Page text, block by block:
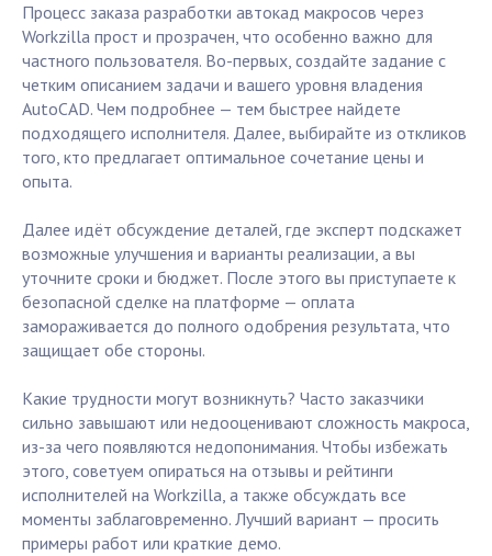
Процесс заказа разработки автокад макросов через
Workzilla прост и прозрачен, что особенно важно для
частного пользователя. Во-первых, создайте задание с
четким описанием задачи и вашего уровня владения
AutoCAD. Чем подробнее — тем быстрее найдете
подходящего исполнителя. Далее, выбирайте из откликов
того, кто предлагает оптимальное сочетание цены и
опыта.
Далее идёт обсуждение деталей, где эксперт подскажет
возможные улучшения и варианты реализации, а вы
уточните сроки и бюджет. После этого вы приступаете к
безопасной сделке на платформе — оплата
замораживается до полного одобрения результата, что
защищает обе стороны.
Какие трудности могут возникнуть? Часто заказчики
сильно завышают или недооценивают сложность макроса,
из-за чего появляются недопонимания. Чтобы избежать
этого, советуем опираться на отзывы и рейтинги
исполнителей на Workzilla, а также обсуждать все
моменты заблаговременно. Лучший вариант — просить
примеры работ или краткие демо.